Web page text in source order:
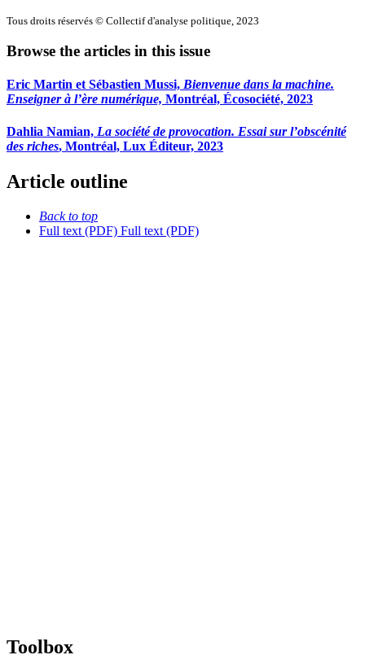
Tous droits réservés © Collectif d'analyse politique, 2023
Browse the articles in this issue
Eric Martin et Sébastien Mussi, Bienvenue dans la machine.
Enseigner à l’ère numérique, Montréal, Écosociété, 2023
Dahlia Namian, La société de provocation. Essai sur l’obscénité
des riches, Montréal, Lux Éditeur, 2023
Article outline
Back to top
Full text (PDF) Full text (PDF)
Toolbox